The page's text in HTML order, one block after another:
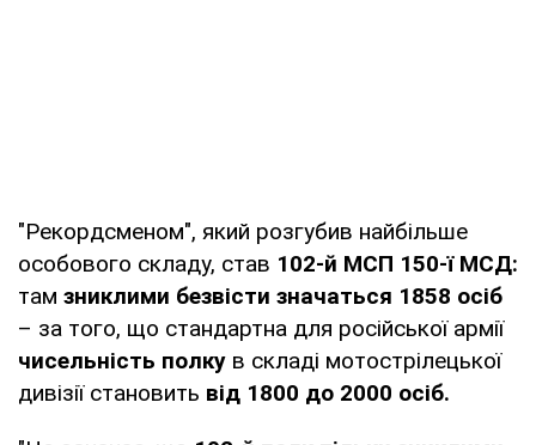
"Рекордсменом", який розгубив найбільше
особового складу, став 102-й МСП 150-ї МСД:
там зниклими безвісти значаться 1858 осіб
– за того, що стандартна для російської армії
чисельність полку в складі мотострілецької
дивізії становить від 1800 до 2000 осіб.